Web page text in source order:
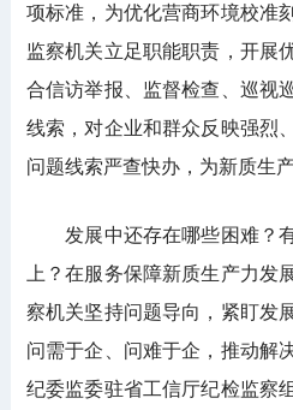
项标准，为优化营商环境校准
监察机关立足职能职责，开展
合信访举报、监督检查、巡视
线索，对企业和群众反映强烈
问题线索严查快办，为新质生
发展中还存在哪些困难？有
上？在服务保障新质生产力发
察机关坚持问题导向，紧盯发
问需于企、问难于企，推动解
纪委监委驻省工信厅纪检监察